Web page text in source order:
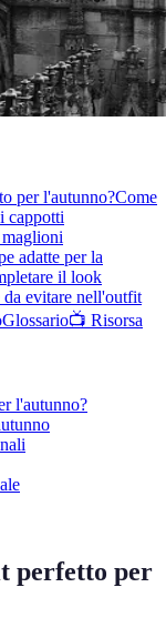
per l'autunno?Come
cappotti
adatte per la
il look
da evitare nell'outfit
Glossario📺 Risorsa
l'autunno?
perfetto per